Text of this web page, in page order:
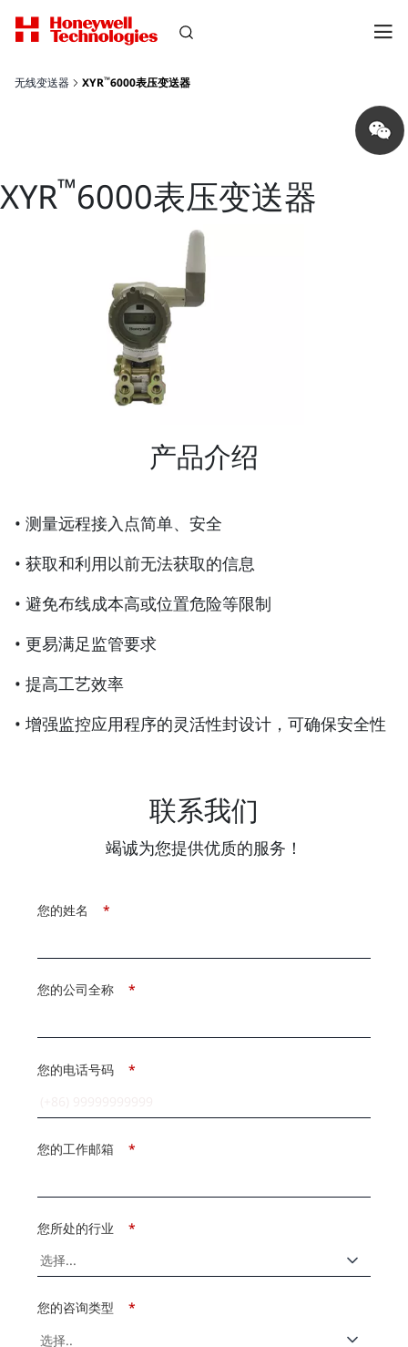
无线变送器 XYR™6000表压变送器
Share
on
wechat
XYR™6000表压变送器
产品介绍
• 测量远程接入点简单、安全
• 获取和利用以前无法获取的信息
• 避免布线成本高或位置危险等限制
• 更易满足监管要求
• 提高工艺效率
• 增强监控应用程序的灵活性封设计，可确保安全性
联系我们
竭诚为您提供优质的服务！
*
您的姓名
*
您的公司全称
*
您的电话号码
*
您的工作邮箱
*
您所处的行业
*
您的咨询类型